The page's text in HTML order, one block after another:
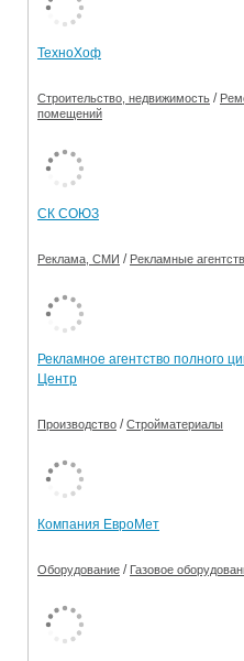
ТехноХоф
Строительство, недвижимость /
помещений
СК СОЮЗ
Реклама, СМИ / Рекламные
Рекламное агентство полного
Центр
Производство /Стройматериалы
Компания ЕвроМет
Оборудование / Газовое